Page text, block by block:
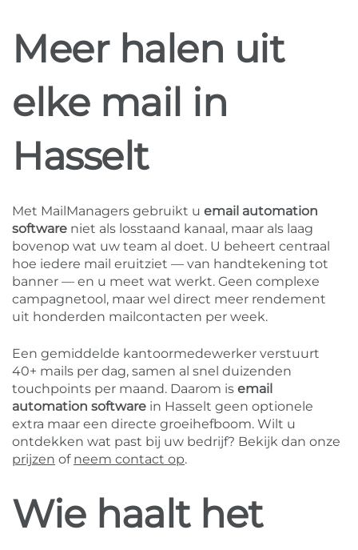
Meer halen uit
elke mail in
Hasselt
Met MailManagers gebruikt u email automation
software niet als losstaand kanaal, maar als laag
bovenop wat uw team al doet. U beheert centraal
hoe iedere mail eruitziet — van handtekening tot
banner — en u meet wat werkt. Geen complexe
campagnetool, maar wel direct meer rendement
uit honderden mailcontacten per week.
Een gemiddelde kantoormedewerker verstuurt
40+ mails per dag, samen al snel duizenden
touchpoints per maand. Daarom is email
automation software in Hasselt geen optionele
extra maar een directe groeihefboom. Wilt u
ontdekken wat past bij uw bedrijf? Bekijk dan onze
prijzen of neem contact op.
Wie haalt het